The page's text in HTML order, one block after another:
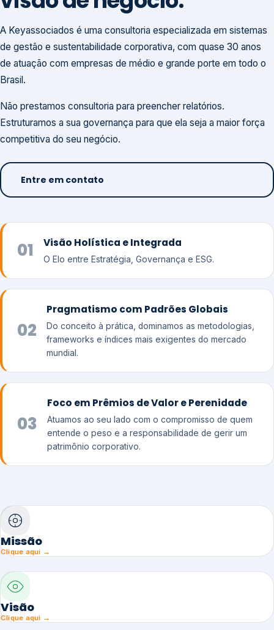
A Keyassociados é uma consultoria especializada em sistemas
de gestão e sustentabilidade corporativa, com quase 30 anos
de atuação com empresas de médio e grande porte em todo o
Brasil.
Não prestamos consultoria para preencher relatórios.
Estruturamos a sua governança para que ela seja a maior força
competitiva do seu negócio.
Entre em contato
01 Visão Holística e Integrada
O Elo entre Estratégia, Governança e ESG.
02
Pragmatismo com Padrões Globais
Do conceito à prática, dominamos as metodologias,
frameworks e índices mais exigentes do mercado
mundial.
03
Foco em Prêmios de Valor e Perenidade
Atuamos ao seu lado com o compromisso de quem
entende o peso e a responsabilidade de gerir um
patrimônio corporativo.
Missão
Clique aqui →
Visão
Clique aqui →